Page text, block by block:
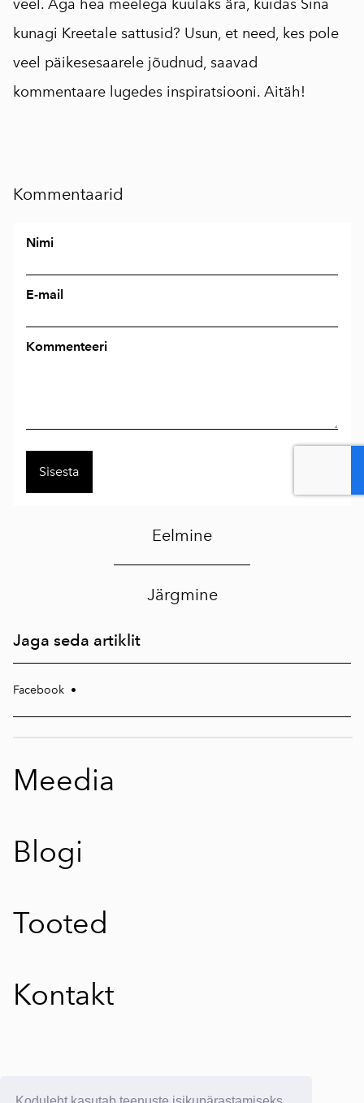
veel. Aga hea meelega kuulaks ära, kuidas Sina
kunagi Kreetale sattusid? Usun, et need, kes pole
veel päikesesaarele jõudnud, saavad
kommentaare lugedes inspiratsiooni. Aitäh!
Kommentaarid
Nimi
E-mail
Kommenteeri
Eelmine
Järgmine
Jaga seda artiklit
Facebook •
Meedia
Blogi
Tooted
Kontakt